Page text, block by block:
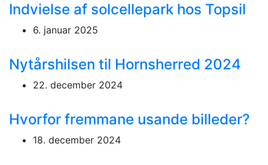
Indvielse af solcellepark hos Topsil
6. januar 2025
Nytårshilsen til Hornsherred 2024
22. december 2024
Hvorfor fremmane usande billeder?
18. december 2024